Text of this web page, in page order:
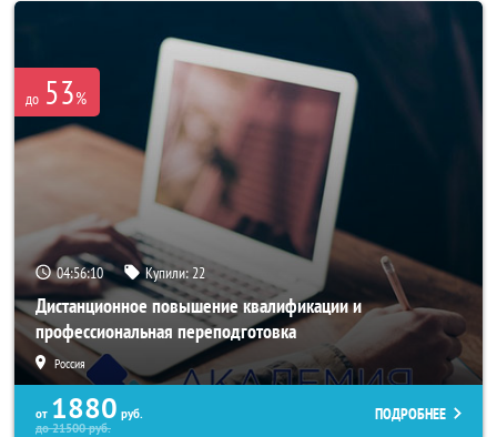
до 53%
04:56:10 Купили:22
Дистанционное повышение квалификации и
профессиональная переподготовка
Россия
от 1880 руб.
до21500руб.
ПОДРОБНЕЕ